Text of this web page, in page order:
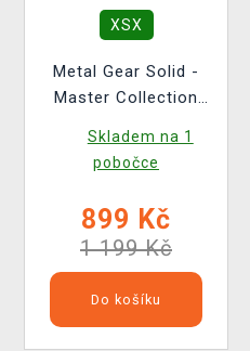
XSX
Metal Gear Solid -
Master Collection
Skladem na 1
pobočce
899 Kč
1 199 Kč
Do košíku